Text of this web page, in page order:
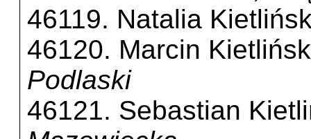
46119. Natalia
46120. Marcin
Podlaski
46121. Sebastian